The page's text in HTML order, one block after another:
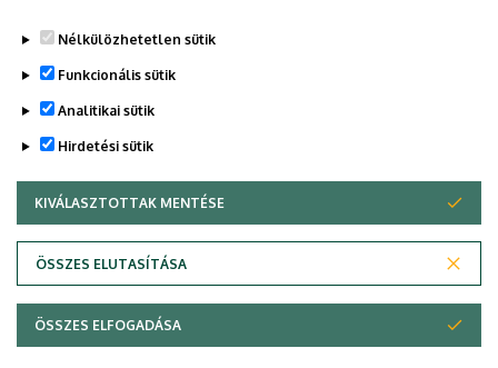
Adatvédelem
Copyright © 2026 Unideb
Nélkülözhetetlen sütik
Funkcionális sütik
Analitikai sütik
Hirdetési sütik
KIVÁLASZTOTTAK MENTÉSE
ÖSSZES ELUTASÍTÁSA
WITHDRAW CONSENT
ÖSSZES ELFOGADÁSA